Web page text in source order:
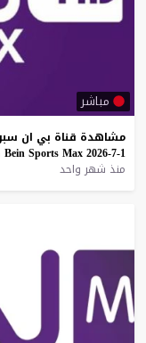
مباشر
مشاهدة قناة بي ان
1-7-2026
Bein Sports Max
منذ شهر واحد